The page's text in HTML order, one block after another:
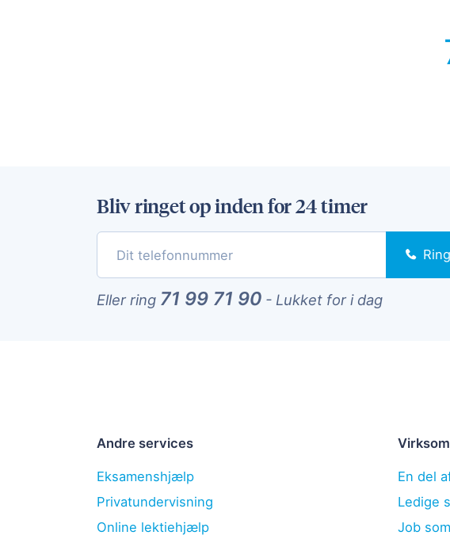
Bliv ringet op inden for 24 timer
Eller ring 71 99 71 90 - Lukket for i dag
Andre services
Eksamenshjælp
Privatundervisning
Online lektiehjælp
En del
Ledige
Job